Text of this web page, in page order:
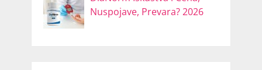
Nuspojave, Prevara? 2026